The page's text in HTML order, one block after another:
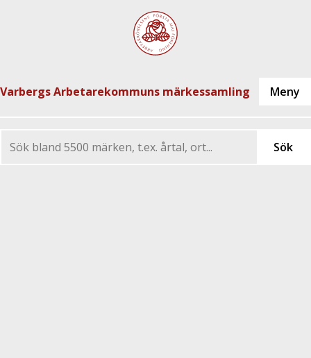
Varbergs Arbetarekommuns märkessamling